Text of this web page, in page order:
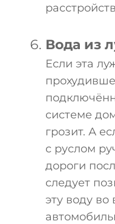
Вода из
Если эта
системе
грозит. А
с руслом
дороги
следует
эту воду